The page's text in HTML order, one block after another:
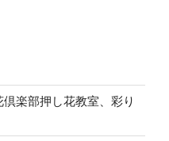
楽部押し花教室、彩り